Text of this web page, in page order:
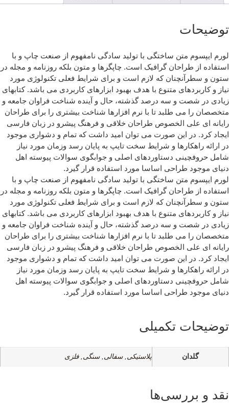
ایپسوم متن ساختگی با تولید سادگی نامفهوم از صنعت چاپ و با
از طراحان گرافیک است. چاپگرها و متون بلکه روزنامه و مجله در
و سطرآنچنان که لازم است و برای شرایط فعلی تکنولوژی مورد
و کاربردهای متنوع با هدف بهبود ابزارهای کاربردی می باشد. کتابهای
در شصت و سه درصد گذشته، حال و آینده شناخت فراوان جامعه و
را می طلبد تا با نرم افزارها شناخت بیشتری را برای طراحان
ای علی الخصوص طراحان خلاقی و فرهنگ پیشرو در زبان فارسی
کرد. در این صورت می توان امید داشت که تمام و دشواری موجود
ارائه راهکارها و شرایط سخت تایپ به پایان رسد وزمان مورد نیاز
حروفچینی دستاوردهای اصلی و جوابگوی سوالات پیوسته اهل
موجود طراحی اساسا مورد استفاده قرار گیرد.
ایپسوم متن ساختگی با تولید سادگی نامفهوم از صنعت چاپ و با
از طراحان گرافیک است. چاپگرها و متون بلکه روزنامه و مجله در
و سطرآنچنان که لازم است و برای شرایط فعلی تکنولوژی مورد
و کاربردهای متنوع با هدف بهبود ابزارهای کاربردی می باشد. کتابهای
در شصت و سه درصد گذشته، حال و آینده شناخت فراوان جامعه و
را می طلبد تا با نرم افزارها شناخت بیشتری را برای طراحان
ای علی الخصوص طراحان خلاقی و فرهنگ پیشرو در زبان فارسی
کرد. در این صورت می توان امید داشت که تمام و دشواری موجود
ارائه راهکارها و شرایط سخت تایپ به پایان رسد وزمان مورد نیاز
حروفچینی دستاوردهای اصلی و جوابگوی سوالات پیوسته اهل
موجود طراحی اساسا مورد استفاده قرار گیرد.
تکمیلی
گلدان پلاستیکی,سفالی,سنگی,فلزی
و بررسی‌ها